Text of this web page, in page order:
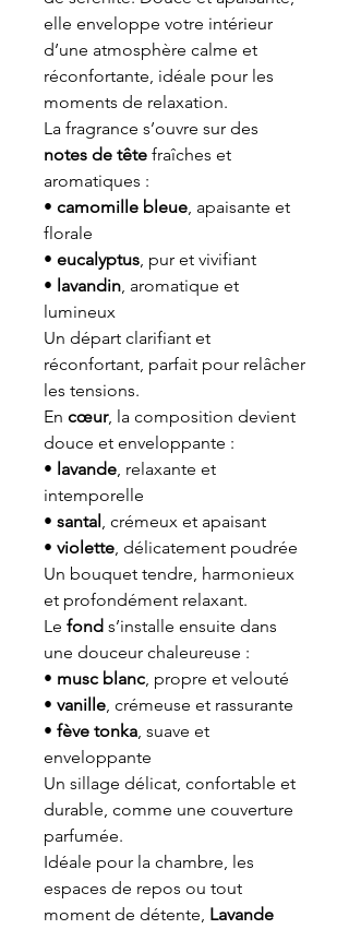
elle enveloppe votre intérieur
d’une atmosphère calme et
réconfortante, idéale pour les
moments de relaxation.
La fragrance s’ouvre sur des
notes de tête fraîches et
aromatiques :
• camomille bleue, apaisante et
florale
• eucalyptus, pur et vivifiant
• lavandin, aromatique et
lumineux
Un départ clarifiant et
réconfortant, parfait pour relâcher
les tensions.
En cœur, la composition devient
douce et enveloppante :
• lavande, relaxante et
intemporelle
• santal, crémeux et apaisant
• violette, délicatement poudrée
Un bouquet tendre, harmonieux
et profondément relaxant.
Le fond s’installe ensuite dans
une douceur chaleureuse :
• musc blanc, propre et velouté
• vanille, crémeuse et rassurante
• fève tonka, suave et
enveloppante
Un sillage délicat, confortable et
durable, comme une couverture
parfumée.
Idéale pour la chambre, les
espaces de repos ou tout
moment de détente, Lavande